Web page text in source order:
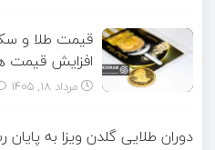
افزایش قیمت
مرداد ۱۸, ۱۴۰۵
دوران طلایی گلدن ویزا به پایان